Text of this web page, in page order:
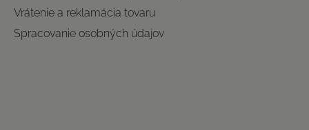
Vrátenie a reklamácia tovaru
Spracovanie osobných údajov